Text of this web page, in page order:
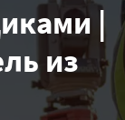
|
из